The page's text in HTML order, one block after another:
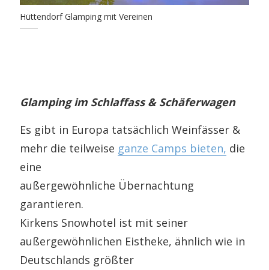
Hüttendorf Glamping mit Vereinen
Glamping im Schlaffass & Schäferwagen
Es gibt in Europa tatsächlich Weinfässer &
mehr die teilweise ganze Camps bieten, die
eine
außergewöhnliche Übernachtung
garantieren.
Kirkens Snowhotel ist mit seiner
außergewöhnlichen Eistheke, ähnlich wie in
Deutschlands größter